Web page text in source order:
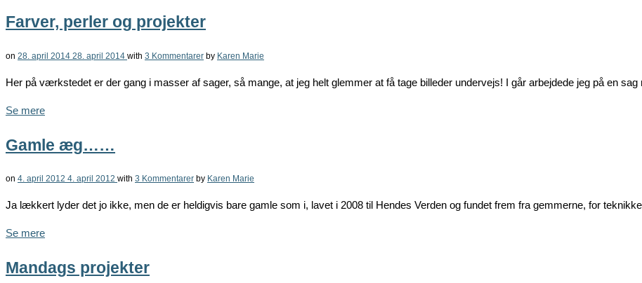
Farver, perler og projekter
on 28. april 2014 28. april 2014 with 3 Kommentarer by Karen Marie
Her på værkstedet er der gang i masser af sager, så mange, at jeg helt glemmer at få tage billeder undervejs! I går arbejdede jeg på en
Se mere
Gamle æg……
on 4. april 2012 4. april 2012 with 3 Kommentarer by Karen Marie
Ja lækkert lyder det jo ikke, men de er heldigvis bare gamle som i, lavet i 2008 til Hendes Verden og fundet frem fra gemmerne, for
Se mere
Mandags projekter